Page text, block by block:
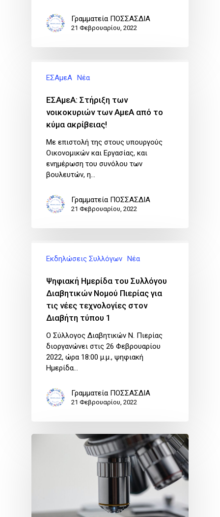
Γραμματεία ΠΟΣΣΑΣΔΙΑ
21 Φεβρουαρίου, 2022
ΕΣΑμεΑ Νέα
ΕΣΑμεΑ: Στήριξη των
νοικοκυριών των ΑμεΑ από το
κύμα ακρίβειας!
Με επιστολή της στους υπουργούς
Οικονομικών και Εργασίας, και
ενημέρωση του συνόλου των
βουλευτών, η…
Γραμματεία ΠΟΣΣΑΣΔΙΑ
21 Φεβρουαρίου, 2022
Εκδηλώσεις Συλλόγων Νέα
Ψηφιακή Ημερίδα του Συλλόγου
Διαβητικών Νομού Πιερίας για
τις νέες τεχνολογίες στον
Διαβήτη τύπου 1
Ο Σύλλογος Διαβητικών Ν. Πιερίας
διοργανώνει στις 26 Φεβρουαρίου
2022, ώρα 18:00 μ.μ., ψηφιακή
Ημερίδα…
Γραμματεία ΠΟΣΣΑΣΔΙΑ
21 Φεβρουαρίου, 2022